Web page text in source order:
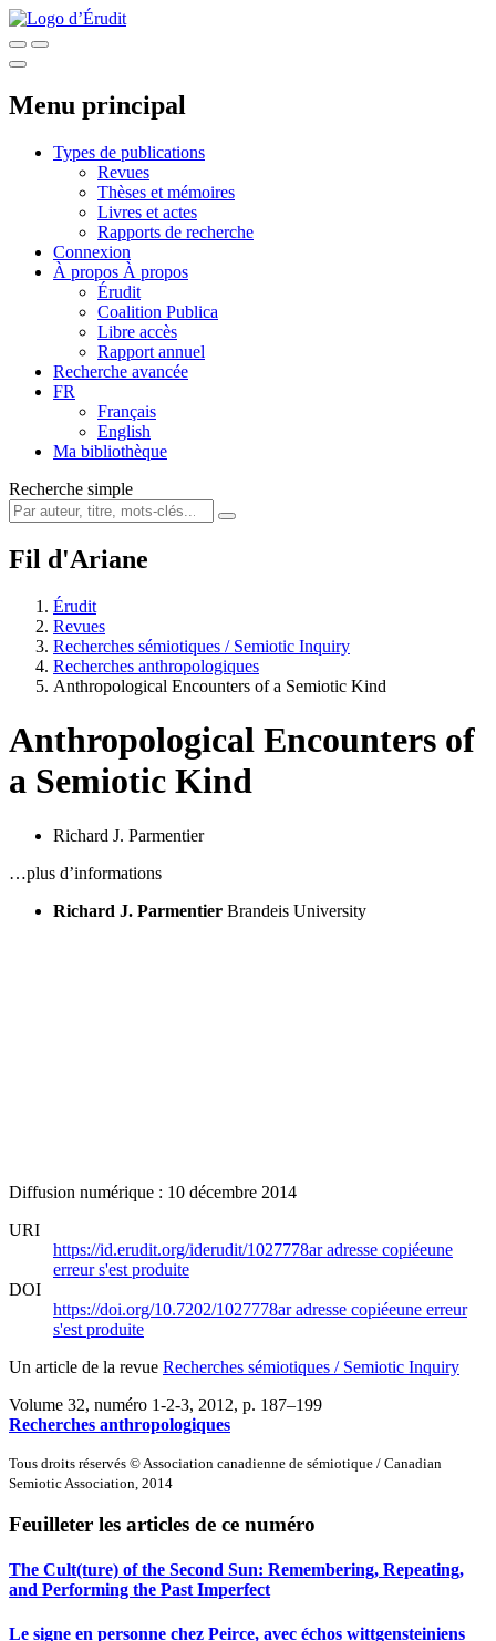
Menu principal
Types de publications
Revues
Thèses et mémoires
Livres et actes
Rapports de recherche
Connexion
À propos À propos
Érudit
Coalition Publica
Libre accès
Rapport annuel
Recherche avancée
FR
Français
English
Ma bibliothèque
Recherche simple
Fil d'Ariane
Érudit
Revues
Recherches sémiotiques / Semiotic Inquiry
Recherches anthropologiques
Anthropological Encounters of a Semiotic Kind
Anthropological Encounters of
a Semiotic Kind
Richard J. Parmentier
…plus d’informations
Richard J. Parmentier Brandeis University
Diffusion numérique : 10 décembre 2014
URI
https://id.erudit.org/iderudit/1027778aradresse copiéeune
erreur s'est produite
DOI
https://doi.org/10.7202/1027778aradresse copiéeune erreur
s'est produite
Un article de la revue Recherches sémiotiques / Semiotic Inquiry
Volume 32, numéro 1-2-3, 2012, p. 187–199
Recherches anthropologiques
Tous droits réservés © Association canadienne de sémiotique / Canadian
Semiotic Association, 2014
Feuilleter les articles de ce numéro
The Cult(ture) of the Second Sun: Remembering, Repeating,
and Performing the Past Imperfect
Le signe en personne chez Peirce, avec échos wittgensteiniens